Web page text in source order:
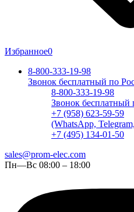
Избранное0
8-800-333-19-98
Звонок бесплатный по
8-800-333-19-98
Звонок бесплатный
+7 (958) 623-59-59
(WhatsApp,
+7 (495) 134-01-50
sales@prom-elec.com
Пн—Вс 08:00 – 18:00